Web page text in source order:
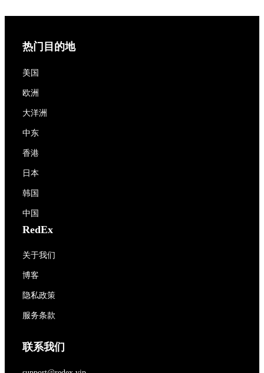
热门目的地
美国
欧洲
大洋洲
中东
香港
日本
韩国
中国
RedEx
关于我们
博客
隐私政策
服务条款
联系我们